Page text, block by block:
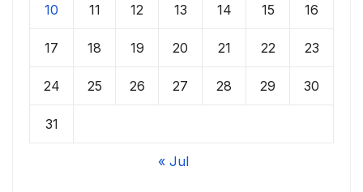
10 11 12 13 14 15 16
17 18 19 20 21 22 23
24 25 26 27 28 29 30
31
« Jul